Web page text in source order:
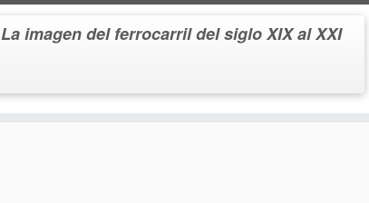
La imagen del ferrocarril del siglo XIX al XXI